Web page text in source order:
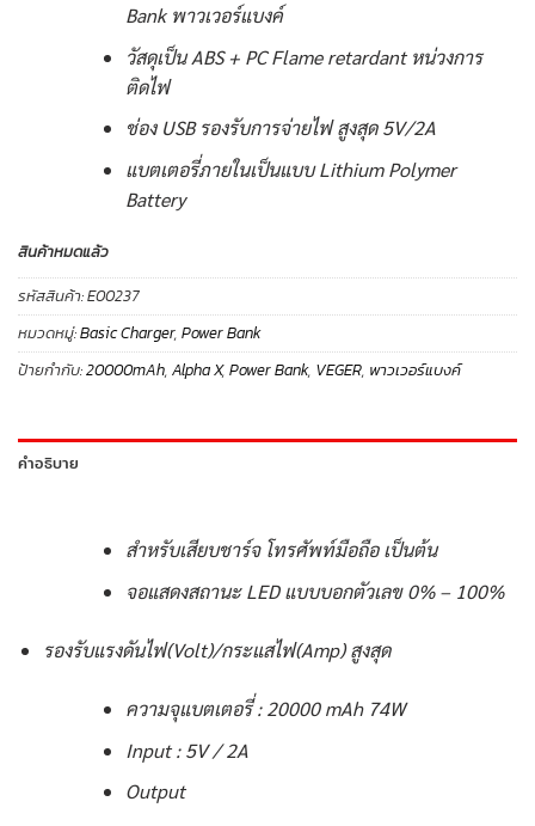
Bank พาวเวอร์แบงค์
วัสดุเป็น ABS + PC Flame retardant หน่วงการ
ติดไฟ
ช่อง USB รองรับการจ่ายไฟ สูงสุด 5V/2A
แบตเตอรี่ภายในเป็นแบบ Lithium Polymer
Battery
สินค้าหมดแล้ว
รหัสสินค้า:E00237
หมวดหมู่:Basic Charger, Power Bank
ป้ายกำกับ:20000mAh, Alpha X, Power Bank, VEGER, พาวเวอร์แบงค์
คำอธิบาย
สำหรับเสียบชาร์จ โทรศัพท์มือถือ เป็นต้น
จอแสดงสถานะ LED แบบบอกตัวเลข 0% – 100%
รองรับแรงดันไฟ(Volt)/กระแสไฟ(Amp) สูงสุด
ความจุแบตเตอรี่ : 20000 mAh 74W
Input : 5V / 2A
Output